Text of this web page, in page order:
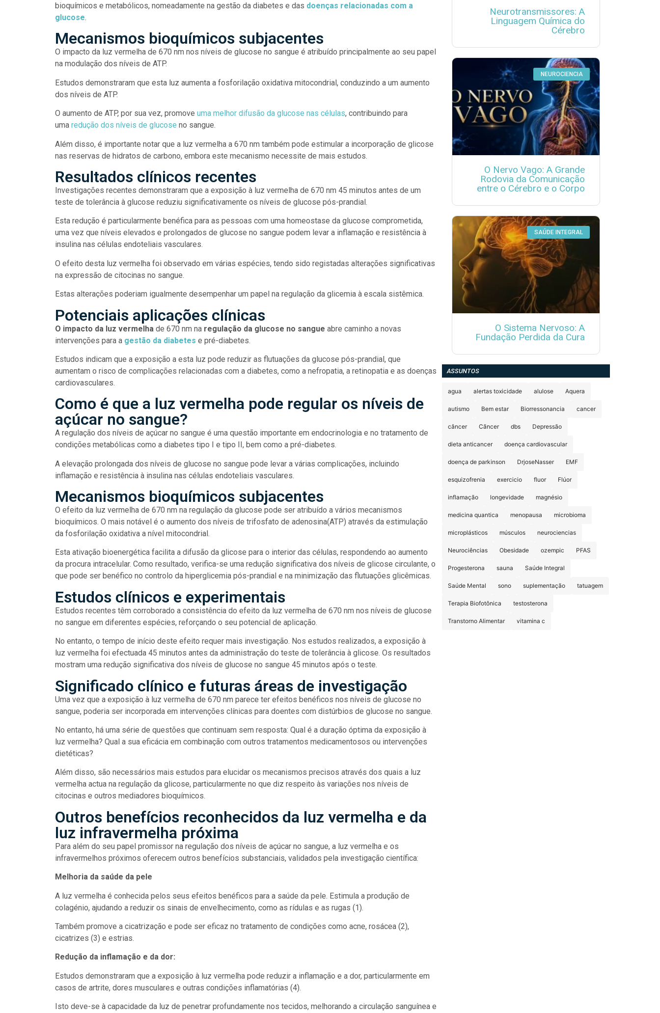
bioquímicos e metabólicos, nomeadamente na gestão da diabetes e das doenças relacionadas com a
glucose.
Mecanismos bioquímicos subjacentes
O impacto da luz vermelha de 670 nm nos níveis de glucose no sangue é atribuído principalmente ao seu papel
na modulação dos níveis de ATP.
Estudos demonstraram que esta luz aumenta a fosforilação oxidativa mitocondrial, conduzindo a um aumento
dos níveis de ATP.
O aumento de ATP, por sua vez, promove uma melhor difusão da glucose nas células, contribuindo para
uma redução dos níveis de glucose no sangue.
Além disso, é importante notar que a luz vermelha a 670 nm também pode estimular a incorporação de glicose
nas reservas de hidratos de carbono, embora este mecanismo necessite de mais estudos.
Resultados clínicos recentes
Investigações recentes demonstraram que a exposição à luz vermelha de 670 nm 45 minutos antes de um
teste de tolerância à glucose reduziu significativamente os níveis de glucose pós-prandial.
Esta redução é particularmente benéfica para as pessoas com uma homeostase da glucose comprometida,
uma vez que níveis elevados e prolongados de glucose no sangue podem levar a inflamação e resistência à
insulina nas células endoteliais vasculares.
O efeito desta luz vermelha foi observado em várias espécies, tendo sido registadas alterações significativas
na expressão de citocinas no sangue.
Estas alterações poderiam igualmente desempenhar um papel na regulação da glicemia à escala sistêmica.
Potenciais aplicações clínicas
O impacto da luz vermelha de 670 nm na regulação da glucose no sangue abre caminho a novas
intervenções para a gestão da diabetes e pré-diabetes.
Estudos indicam que a exposição a esta luz pode reduzir as flutuações da glucose pós-prandial, que
aumentam o risco de complicações relacionadas com a diabetes, como a nefropatia, a retinopatia e as doenças
cardiovasculares.
Como é que a luz vermelha pode regular os níveis de
açúcar no sangue?
A regulação dos níveis de açúcar no sangue é uma questão importante em endocrinologia e no tratamento de
condições metabólicas como a diabetes tipo I e tipo II, bem como a pré-diabetes.
A elevação prolongada dos níveis de glucose no sangue pode levar a várias complicações, incluindo
inflamação e resistência à insulina nas células endoteliais vasculares.
Mecanismos bioquímicos subjacentes
O efeito da luz vermelha de 670 nm na regulação da glucose pode ser atribuído a vários mecanismos
bioquímicos. O mais notável é o aumento dos níveis de trifosfato de adenosina(ATP) através da estimulação
da fosforilação oxidativa a nível mitocondrial.
Esta ativação bioenergética facilita a difusão da glicose para o interior das células, respondendo ao aumento
da procura intracelular. Como resultado, verifica-se uma redução significativa dos níveis de glicose circulante, o
que pode ser benéfico no controlo da hiperglicemia pós-prandial e na minimização das flutuações glicêmicas.
Estudos clínicos e experimentais
Estudos recentes têm corroborado a consistência do efeito da luz vermelha de 670 nm nos níveis de glucose
no sangue em diferentes espécies, reforçando o seu potencial de aplicação.
No entanto, o tempo de início deste efeito requer mais investigação. Nos estudos realizados, a exposição à
luz vermelha foi efectuada 45 minutos antes da administração do teste de tolerância à glicose. Os resultados
mostram uma redução significativa dos níveis de glucose no sangue 45 minutos após o teste.
Significado clínico e futuras áreas de investigação
Uma vez que a exposição à luz vermelha de 670 nm parece ter efeitos benéficos nos níveis de glucose no
sangue, poderia ser incorporada em intervenções clínicas para doentes com distúrbios de glucose no sangue.
No entanto, há uma série de questões que continuam sem resposta: Qual é a duração óptima da exposição à
luz vermelha? Qual a sua eficácia em combinação com outros tratamentos medicamentosos ou intervenções
dietéticas?
Além disso, são necessários mais estudos para elucidar os mecanismos precisos através dos quais a luz
vermelha actua na regulação da glicose, particularmente no que diz respeito às variações nos níveis de
citocinas e outros mediadores bioquímicos.
Outros benefícios reconhecidos da luz vermelha e da
luz infravermelha próxima
Para além do seu papel promissor na regulação dos níveis de açúcar no sangue, a luz vermelha e os
infravermelhos próximos oferecem outros benefícios substanciais, validados pela investigação científica:
Melhoria da saúde da pele
A luz vermelha é conhecida pelos seus efeitos benéficos para a saúde da pele. Estimula a produção de
colagénio, ajudando a reduzir os sinais de envelhecimento, como as rídulas e as rugas (1).
Também promove a cicatrização e pode ser eficaz no tratamento de condições como acne, rosácea (2),
cicatrizes (3) e estrias.
Redução da inflamação e da dor:
Estudos demonstraram que a exposição à luz vermelha pode reduzir a inflamação e a dor, particularmente em
casos de artrite, dores musculares e outras condições inflamatórias (4).
Isto deve-se à capacidade da luz de penetrar profundamente nos tecidos, melhorando a circulação sanguínea e
Neurotransmissores: A
Linguagem Química do
Cérebro
NEUROCIENCIA
O Nervo Vago: A Grande
Rodovia da Comunicação
entre o Cérebro e o Corpo
SAÚDE INTEGRAL
O Sistema Nervoso: A
Fundação Perdida da Cura
ASSUNTOS
agua alertas toxicidade alulose Aquera
autismo Bem estar Biorressonancia cancer
câncer Cãncer dbs Depressão
dieta anticancer doença cardiovascular
doença de parkinson DrjoseNasser EMF
esquizofrenia exercicio fluor Flúor
inflamação longevidade magnésio
medicina quantica menopausa microbioma
microplásticos músculos neurociencias
Neurociências Obesidade ozempic PFAS
Progesterona sauna Saúde Integral
Saúde Mental sono suplementação tatuagem
Terapia Biofotônica testosterona
Transtorno Alimentar vitamina c